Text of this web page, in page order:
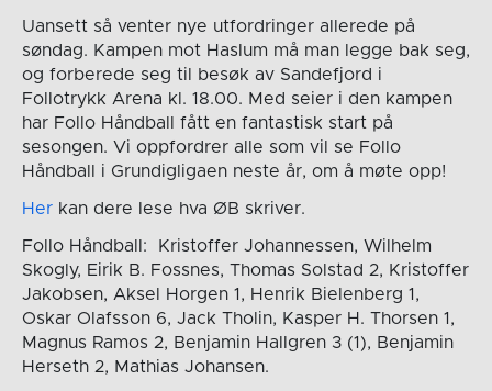
Uansett så venter nye utfordringer allerede på
søndag. Kampen mot Haslum må man legge bak seg,
og forberede seg til besøk av Sandefjord i
Follotrykk Arena kl. 18.00. Med seier i den kampen
har Follo Håndball fått en fantastisk start på
sesongen. Vi oppfordrer alle som vil se Follo
Håndball i Grundigligaen neste år, om å møte opp!
Herkan dere lese hva ØB skriver.
Follo Håndball: Kristoffer Johannessen, Wilhelm
Skogly, Eirik B. Fossnes, Thomas Solstad 2, Kristoffer
Jakobsen, Aksel Horgen 1, Henrik Bielenberg 1,
Oskar Olafsson 6, Jack Tholin, Kasper H. Thorsen 1,
Magnus Ramos 2, Benjamin Hallgren 3 (1), Benjamin
Herseth 2, Mathias Johansen.